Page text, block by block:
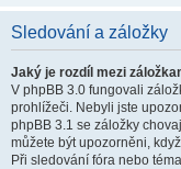
Sledování a záložky
Jaký je rozdíl mezi
V phpBB 3.0 fungovali
prohlížeči. Nebyli jste
phpBB 3.1 se záložky
můžete být upozorněni,
Při sledování fóra nebo